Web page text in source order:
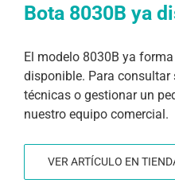
Bota 8030B ya
El modelo 8030B ya
disponible. Para consultar
técnicas o gestionar un
nuestro equipo comercial.
VER ARTÍCULO EN